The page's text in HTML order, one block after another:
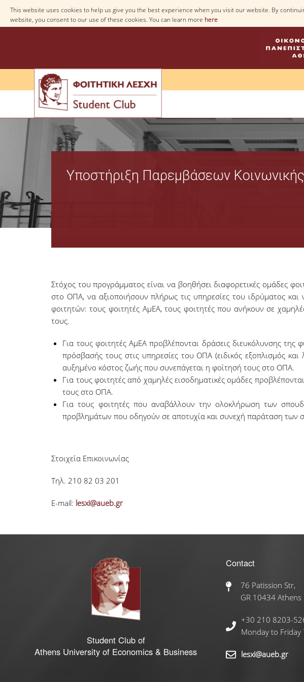
This website uses cookies to help us give you the best experience when you visit our website. By
website, you consent to our use of these cookies. You can learn more here
Υποστήριξη Παρεμβάσεων
Στόχος του προγράμματος είναι να βοηθήσει διαφορετικές ομάδες
στο ΟΠΑ, να αξιοποιήσουν πλήρως τις υπηρεσίες του ιδρύματος
φοιτητών: τους φοιτητές ΑμΕΑ, τους φοιτητές που ανήκουν σε
τους.
Για τους φοιτητές ΑμΕΑ προβλέπονται δράσεις διευκόλυνσης
πρόσβασής τους στις υπηρεσίες του ΟΠΑ (ειδικός εξοπλισμός
αυξημένο κόστος ζωής που συνεπάγεται η φοίτησή τους στο ΟΠΑ.
Για τους φοιτητές από χαμηλές εισοδηματικές ομάδες
τους στο ΟΠΑ.
Για τους φοιτητές που αναβάλλουν την ολοκλήρωση των
προβλημάτων που οδηγούν σε αποτυχία και συνεχή παράταση των
Στοιχεία Επικοινωνίας
Τηλ. 210 82 03 201
E-mail: lesxi@aueb.gr
Student Club of
Athens University of Economics & Business
Contact
76 Patission Str,
GR 10434 Athens
+30 210 8203-
Monday to Friday
lesxi@aueb.gr